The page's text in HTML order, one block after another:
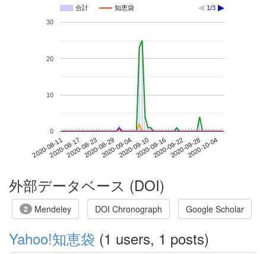
合計 知恵袋 1/3
2020-08-112020-08-172020-08-232020-08-292020-09-042020-09-102020-09-162020-09-222020-09-282020-10-04
0
10
20
30
外部データベース (DOI)
2 Mendeley DOI Chronograph Google Scholar
Yahoo!知恵袋 (1 users, 1 posts)